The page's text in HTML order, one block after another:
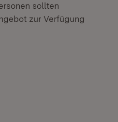
sollten
zur Verfügung